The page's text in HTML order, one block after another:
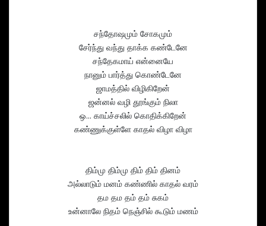
சந்தோஷமும் சோகமும்
சேர்ந்து வந்து தாக்க கண்டேனே
சந்தேகமாய் என்னையே
நானும் பார்த்து கொண்டேனே
ஜாமத்தில் விழிகிறேன்
ஜன்னல் வழி தூங்கும் நிலா
ஒ... காய்ச்சலில் கொதிக்கிறேன்
கண்ணுக்குள்ளே காதல் விழா விழா
திம்மு திம்மு திம் திம் தினம்
அல்லாடும் மனம் கண்ணில் காதல் வரம்
தம தம தம் தம் சுகம்
உன்னாலே நிதம் நெஞ்சில் கூடும் மணம்